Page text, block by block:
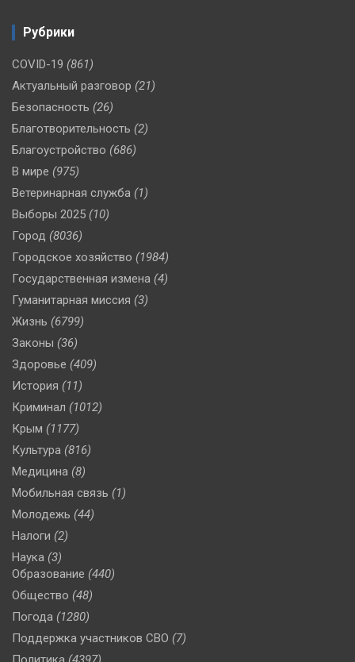
Рубрики
COVID-19 (861)
Актуальный разговор (21)
Безопасность (26)
Благотворительность (2)
Благоустройство (686)
В мире (975)
Ветеринарная служба (1)
Выборы 2025 (10)
Город (8036)
Городское хозяйство (1984)
Государственная измена (4)
Гуманитарная миссия (3)
Жизнь (6799)
Законы (36)
Здоровье (409)
История (11)
Криминал (1012)
Крым (1177)
Культура (816)
Медицина (8)
Мобильная связь (1)
Молодежь (44)
Налоги (2)
Наука (3)
Образование (440)
Общество (48)
Погода (1280)
Поддержка участников СВО (7)